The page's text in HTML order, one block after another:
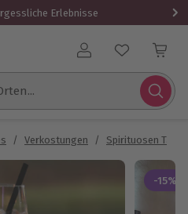
Erlebnisse
Benutzerkonto
/ Verkostungen / Spirituosen
-15%